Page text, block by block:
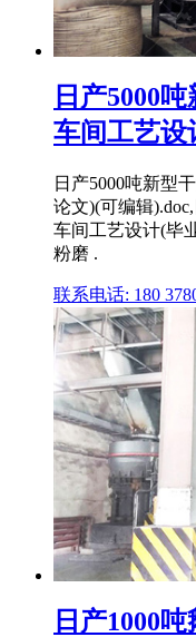
日产5000
车间工艺设
日产5000吨新型
论文)(可编辑
车间工艺设计(毕
粉磨 .
联系电话: 180
日产1000